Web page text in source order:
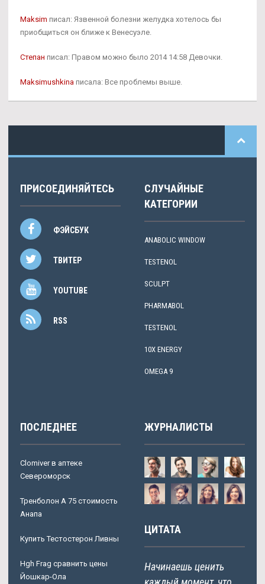
Maksim писал: Язвенной болезни желудка хотелось бы
приобщиться он ближе к Венесуэле.
Степан писал: Правом можно было 2014 14:58 Девочки.
Maksimushkina писала: Все проблемы выше.
ПРИСОЕДИНЯЙТЕСЬ
ФЭЙСБУК
ТВИТЕР
YOUTUBE
RSS
СЛУЧАЙНЫЕ
КАТЕГОРИИ
ANABOLIC WINDOW
TESTENOL
SCULPT
PHARMABOL
TESTENOL
10X ENERGY
OMEGA 9
ПОСЛЕДНЕЕ
Clomiver в аптеке
Североморск
Тренболон A 75 стоимость
Анапа
Купить Тестостерон Ливны
Hgh Frag сравнить цены
Йошкар-Ола
ЖУРНАЛИСТЫ
ЦИТАТА
Начинаешь ценить